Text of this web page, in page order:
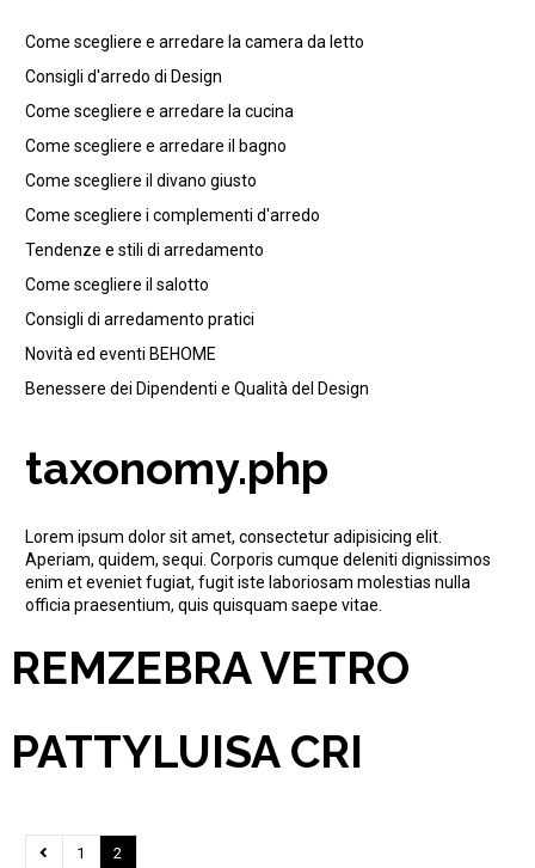
Come scegliere e arredare la camera da letto
Consigli d'arredo di Design
Come scegliere e arredare la cucina
Come scegliere e arredare il bagno
Come scegliere il divano giusto
Come scegliere i complementi d'arredo
Tendenze e stili di arredamento
Come scegliere il salotto
Consigli di arredamento pratici
Novità ed eventi BEHOME
Benessere dei Dipendenti e Qualità del Design
taxonomy.php
Lorem ipsum dolor sit amet, consectetur adipisicing elit.
Aperiam, quidem, sequi. Corporis cumque deleniti dignissimos
enim et eveniet fugiat, fugit iste laboriosam molestias nulla
officia praesentium, quis quisquam saepe vitae.
REMZEBRA VETRO
PATTYLUISA CRI
1 2